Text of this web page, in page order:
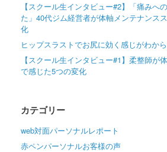
【スクール生インタビュー#2】「痛みへ
た」40代ジム経営者が体軸メンテナンス
化
ヒップスラストでお尻に効く感じがわか
【スクール生インタビュー#1】柔整師が
で感じた5つの変化
カテゴリー
web対面パーソナルレポート
赤ペンパーソナルお客様の声